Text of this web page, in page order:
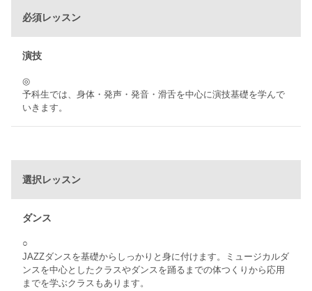
必須レッスン
演技
◎
予科生では、身体・発声・発音・滑舌を中心に演技基礎を学んで
いきます。
選択レッスン
ダンス
○
JAZZダンスを基礎からしっかりと身に付けます。ミュージカルダ
ンスを中心としたクラスやダンスを踊るまでの体つくりから応用
までを学ぶクラスもあります。